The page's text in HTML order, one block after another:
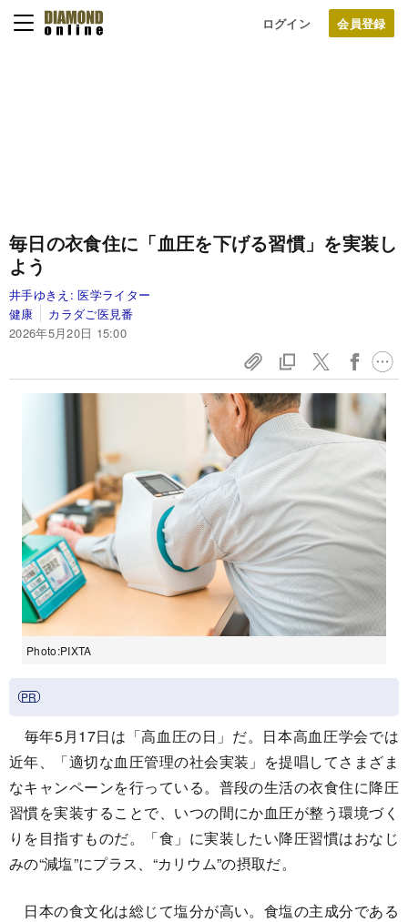
ログイン
毎日の衣食住に「血圧を下げる習慣」を実装し
よう
井手ゆきえ:医学ライター
健康
カラダご医見番
2026年5月20日 15:00
Photo:PIXTA
毎年5月17日は「高血圧の日」だ。日本高血圧学会では
近年、「適切な血圧管理の社会実装」を提唱してさまざま
なキャンペーンを行っている。普段の生活の衣食住に降圧
習慣を実装することで、いつの間にか血圧が整う環境づく
りを目指すものだ。「食」に実装したい降圧習慣はおなじ
みの“減塩”にプラス、“カリウム”の摂取だ。
日本の食文化は総じて塩分が高い。食塩の主成分である